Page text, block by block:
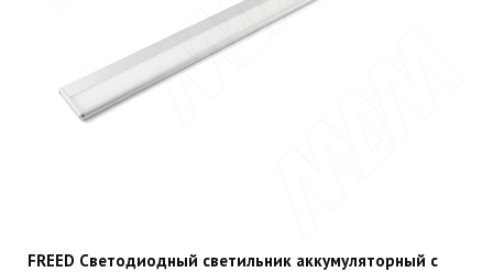
FREED Светодиодный светильник аккумуляторный с